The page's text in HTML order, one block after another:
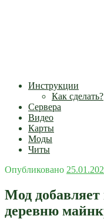
Инструкции
Как сделать?
Сервера
Видео
Карты
Моды
Читы
Опубликовано
Мод
деревню